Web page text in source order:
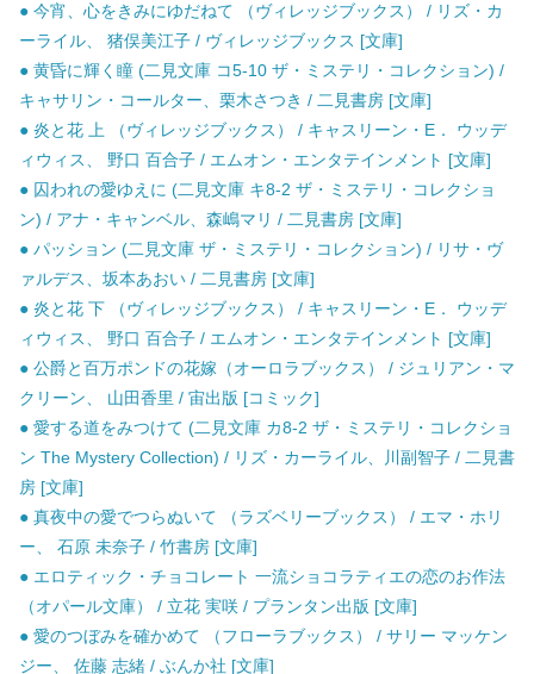
● 今宵、心をきみにゆだねて （ヴィレッジブックス） / リズ・カ
ーライル、 猪俣美江子 / ヴィレッジブックス [文庫]
● 黄昏に輝く瞳 (二見文庫 コ5-10 ザ・ミステリ・コレクション) /
キャサリン・コールター、栗木さつき / 二見書房 [文庫]
● 炎と花 上 （ヴィレッジブックス） / キャスリーン・E． ウッデ
ィウィス、 野口 百合子 / エムオン・エンタテインメント [文庫]
● 囚われの愛ゆえに (二見文庫 キ8-2 ザ・ミステリ・コレクショ
ン) / アナ・キャンベル、森嶋マリ / 二見書房 [文庫]
● パッション (二見文庫 ザ・ミステリ・コレクション) / リサ・ヴ
ァルデス、坂本あおい / 二見書房 [文庫]
● 炎と花 下 （ヴィレッジブックス） / キャスリーン・E． ウッデ
ィウィス、 野口 百合子 / エムオン・エンタテインメント [文庫]
● 公爵と百万ポンドの花嫁（オーロラブックス） / ジュリアン・マ
クリーン、 山田香里 / 宙出版 [コミック]
● 愛する道をみつけて (二見文庫 カ8-2 ザ・ミステリ・コレクショ
ン The Mystery Collection) / リズ・カーライル、川副智子 / 二見書
房 [文庫]
● 真夜中の愛でつらぬいて （ラズベリーブックス） / エマ・ホリ
ー、 石原 未奈子 / 竹書房 [文庫]
● エロティック・チョコレート 一流ショコラティエの恋のお作法
（オパール文庫） / 立花 実咲 / プランタン出版 [文庫]
● 愛のつぼみを確かめて （フローラブックス） / サリー マッケン
ジー、 佐藤 志緒 / ぶんか社 [文庫]